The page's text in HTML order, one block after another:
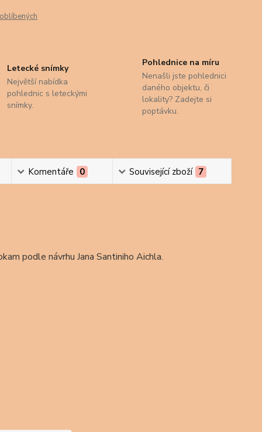
Letecké snímky
Největší nabídka
pohlednic s leteckými
snímky.
Pohlednice na míru
Nenašli jste pohlednici
daného objektu, či
lokality? Zadejte si
poptávku.
Komentáře 0 Související zboží 7
podle návrhu Jana Santiniho Aichla.